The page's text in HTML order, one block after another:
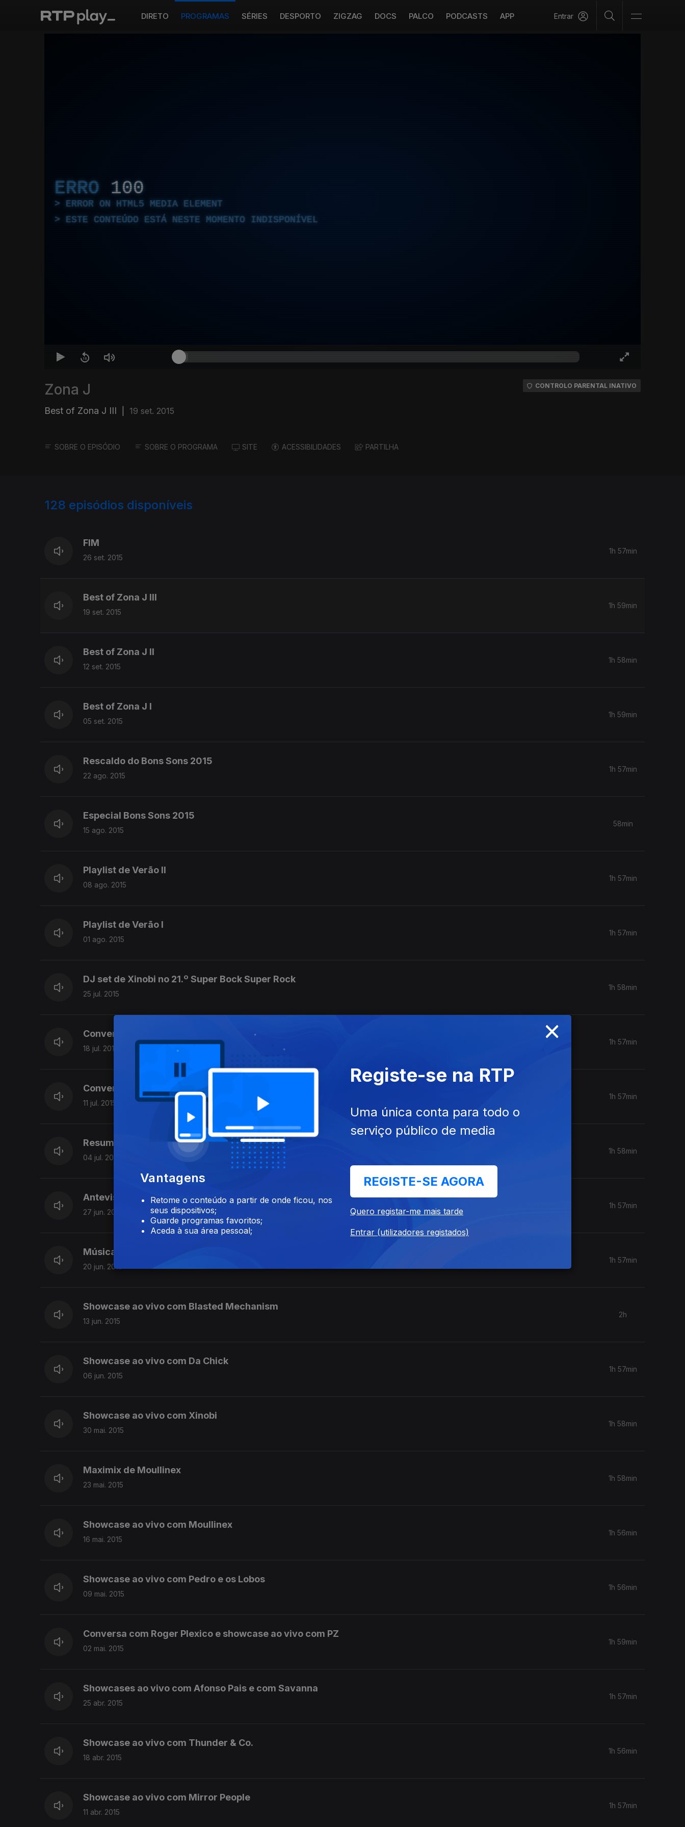
DIRETO PROGRAMAS SÉRIES DESPORTO ZIGZAG DOCS PALCO PODCASTS APP Entrar
ERRO 100
ERROR ON HTML5 MEDIA ELEMENT
ESTE CONTEÚDO ESTÁ NESTE MOMENTO INDISPONÍVEL
Zona J
Best of Zona J III 19 set. 2015
CONTROLO PARENTAL INATIVO
SOBRE O EPISÓDIO SOBRE O PROGRAMA SITE ACESSIBILIDADES PARTILHA
128 episódios disponíveis
FIM
26 set. 2015
1h 57min
Best of Zona J III
19 set. 2015
1h 59min
Best of Zona J II
12 set. 2015
1h 58min
Best of Zona J I
05 set. 2015
1h 59min
Rescaldo do Bons Sons 2015
22 ago. 2015
1h 57min
Especial Bons Sons 2015
15 ago. 2015
58min
Playlist de Verão II
08 ago. 2015
1h 57min
Playlist de Verão I
01 ago. 2015
1h 57min
DJ set de Xinobi no 21.º Super Bock Super Rock
25 jul. 2015
1h 58min
Conversa com Country Playground e roteiro do 21.º Super Bock Super Rock
18 jul. 2015
1h 57min
Conversa com Benjamim e bandas nacionais nos festivais de Verão
11 jul. 2015
1h 57min
Resumo da final do Concurso Nacional de Bandas Antena 3
04 jul. 2015
1h 58min
Antevisão do 21.º Super Bock Super Rock
27 jun. 2015
1h 57min
Música ao vivo nos estúdios da 3
20 jun. 2015
1h 57min
Showcase ao vivo com Blasted Mechanism
13 jun. 2015
2h
Showcase ao vivo com Da Chick
06 jun. 2015
1h 57min
Showcase ao vivo com Xinobi
30 mai. 2015
1h 58min
Maximix de Moullinex
23 mai. 2015
1h 58min
Showcase ao vivo com Moullinex
16 mai. 2015
1h 56min
Showcase ao vivo com Pedro e os Lobos
09 mai. 2015
1h 56min
Conversa com Roger Plexico e showcase ao vivo com PZ
02 mai. 2015
1h 59min
Showcases ao vivo com Afonso Pais e com Savanna
25 abr. 2015
1h 57min
Showcase ao vivo com Thunder & Co.
18 abr. 2015
1h 56min
Showcase ao vivo com Mirror People
11 abr. 2015
1h 57min
×
Vantagens
Retome o conteúdo a partir de onde ficou, nos
seus dispositivos;
Guarde programas favoritos;
Aceda à sua área pessoal;
Registe-se na RTP
Uma única conta para todo o
serviço público de media
REGISTE-SE AGORA
Quero registar-me mais tarde
Entrar (utilizadores registados)